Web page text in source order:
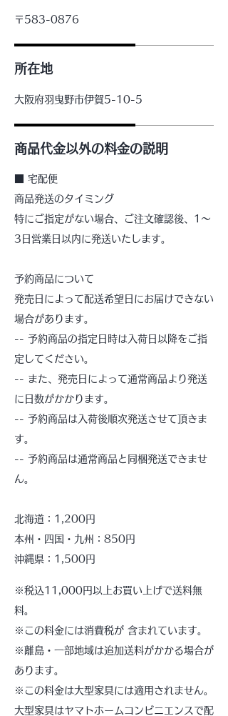
〒583-0876
所在地
大阪府羽曳野市伊賀5-10-5
商品代金以外の料金の説明
■ 宅配便
商品発送のタイミング
特にご指定がない場合、ご注文確認後、1～
3日営業日以内に発送いたします。
予約商品について
発売日によって配送希望日にお届けできない
場合があります。
-- 予約商品の指定日時は入荷日以降をご指
定してください。
-- また、発売日によって通常商品より発送
に日数がかかります。
-- 予約商品は入荷後順次発送させて頂きま
す。
-- 予約商品は通常商品と同梱発送できませ
ん。
北海道：1,200円
本州・四国・九州：850円
沖縄県：1,500円
※税込11,000円以上お買い上げで送料無
料。
※この料金には消費税が 含まれています。
※離島・一部地域は追加送料がかかる場合が
あります。
※この料金は大型家具には適用されません。
大型家具はヤマトホームコンビニエンスで配